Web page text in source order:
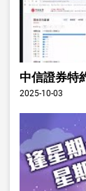
中信證券特
2025-10-03